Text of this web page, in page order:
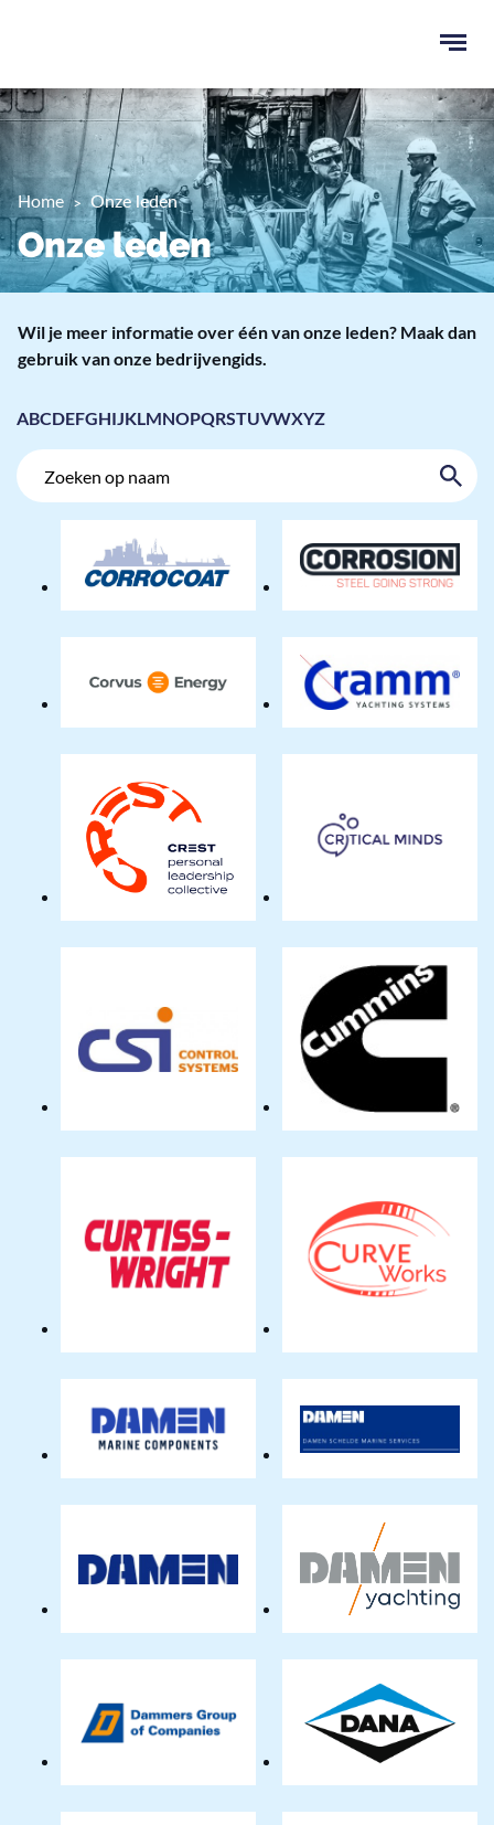
menu
Home Onze leden
Onze leden
Wil je meer informatie over één van onze leden? Maak dan
gebruik van onze bedrijvengids.
ABCDEFGHIJKLMNOPQRSTUVWXYZ
Zoek
op
Corrocoat
Corrosion
Corvus
Cramm
Crest
Collective
Critical
BV
CSI
Control
Cummins
Curtiss-
Wright
Curve
Works
Damen
Damen
Services
Damen
Group
Damen
Yachting
BV
-
Amels
Dammers
Dana
SAC
Benelux
B.V.